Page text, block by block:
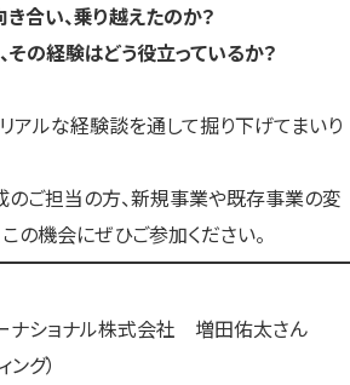
合い、乗り越えたのか？
その経験はどう役立っているか？
アルな経験談を通して掘り下げてまいり
のご担当の方、新規事業や既存事業の変
の機会にぜひご参加ください。
ーナショナル株式会社 増田佑太さん
グ）